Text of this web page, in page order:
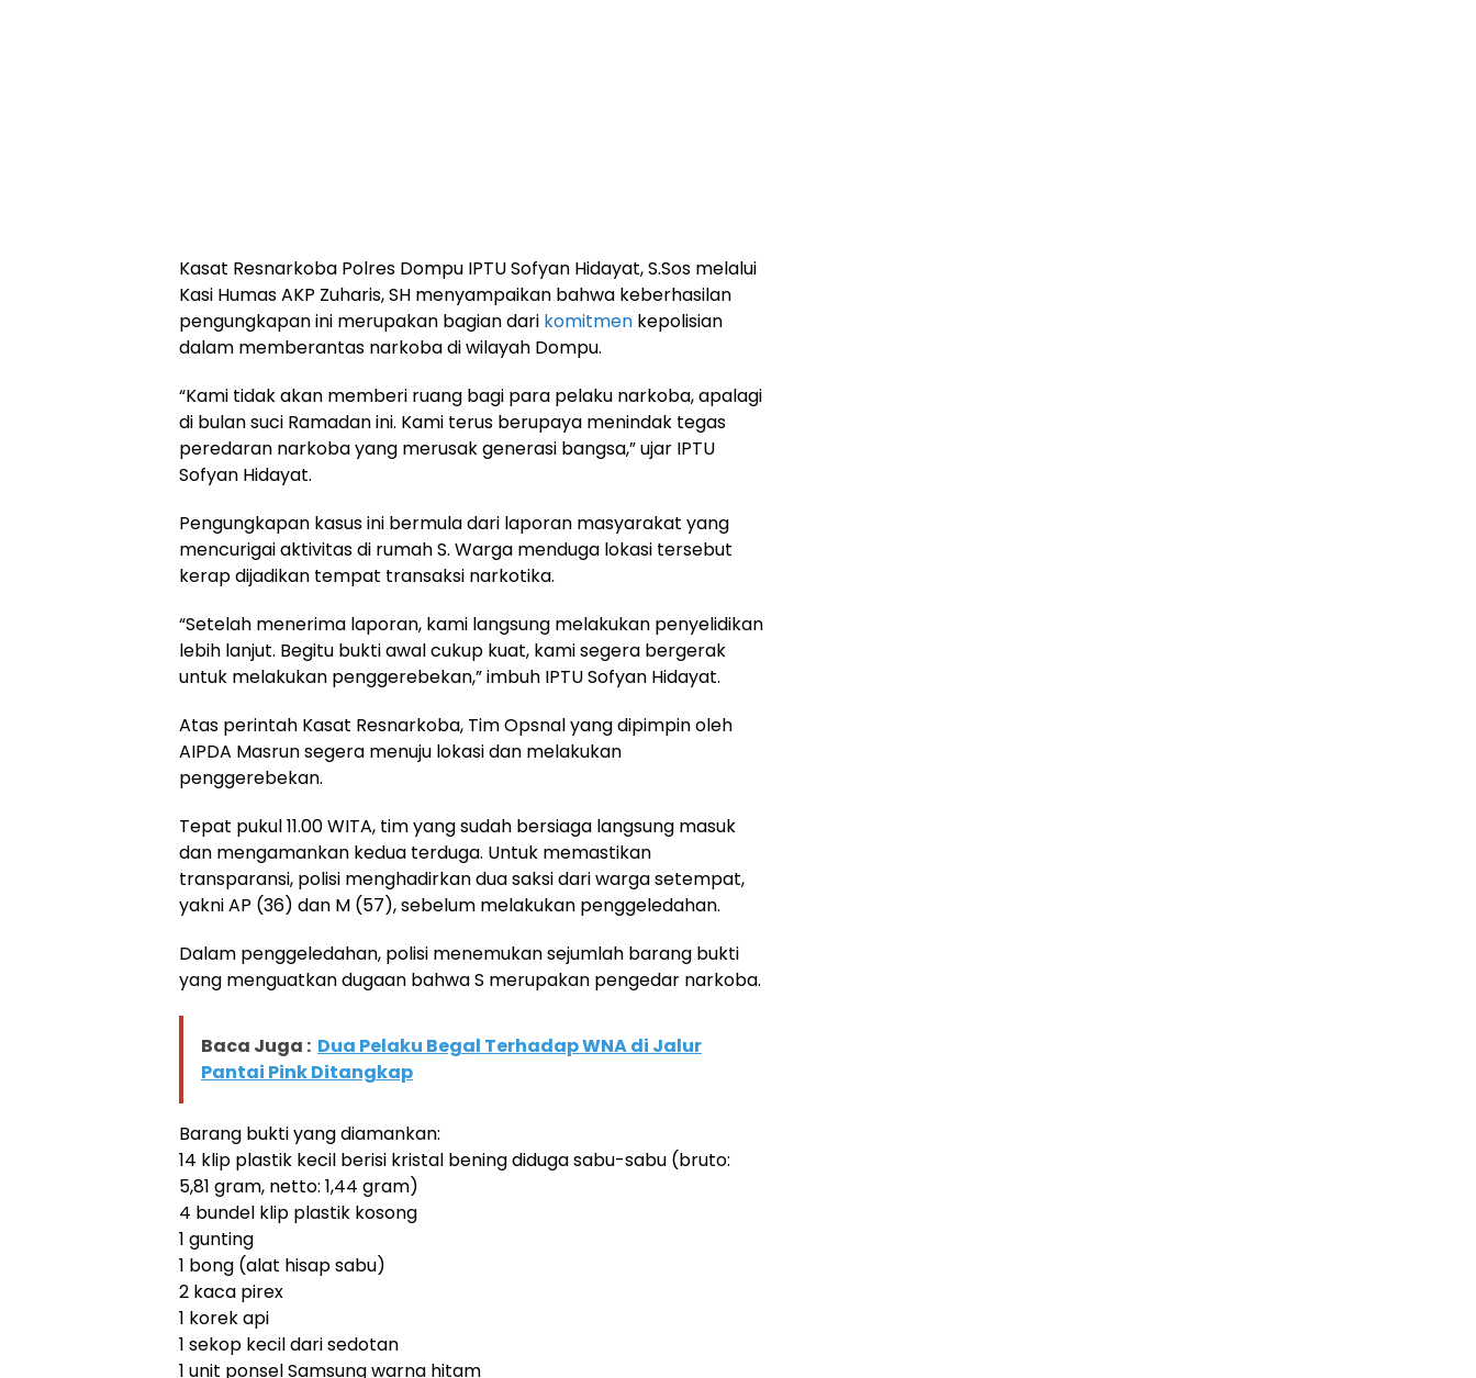
Kasat Resnarkoba Polres Dompu IPTU Sofyan Hidayat, S.Sos melalui
Kasi Humas AKP Zuharis, SH menyampaikan bahwa keberhasilan
pengungkapan ini merupakan bagian dari komitmen kepolisian
dalam memberantas narkoba di wilayah Dompu.
“Kami tidak akan memberi ruang bagi para pelaku narkoba, apalagi
di bulan suci Ramadan ini. Kami terus berupaya menindak tegas
peredaran narkoba yang merusak generasi bangsa,” ujar IPTU
Sofyan Hidayat.
Pengungkapan kasus ini bermula dari laporan masyarakat yang
mencurigai aktivitas di rumah S. Warga menduga lokasi tersebut
kerap dijadikan tempat transaksi narkotika.
“Setelah menerima laporan, kami langsung melakukan penyelidikan
lebih lanjut. Begitu bukti awal cukup kuat, kami segera bergerak
untuk melakukan penggerebekan,” imbuh IPTU Sofyan Hidayat.
Atas perintah Kasat Resnarkoba, Tim Opsnal yang dipimpin oleh
AIPDA Masrun segera menuju lokasi dan melakukan
penggerebekan.
Tepat pukul 11.00 WITA, tim yang sudah bersiaga langsung masuk
dan mengamankan kedua terduga. Untuk memastikan
transparansi, polisi menghadirkan dua saksi dari warga setempat,
yakni AP (36) dan M (57), sebelum melakukan penggeledahan.
Dalam penggeledahan, polisi menemukan sejumlah barang bukti
yang menguatkan dugaan bahwa S merupakan pengedar narkoba.
Baca Juga : Dua Pelaku Begal Terhadap WNA di Jalur
Pantai Pink Ditangkap
Barang bukti yang diamankan:
14 klip plastik kecil berisi kristal bening diduga sabu-sabu (bruto:
5,81 gram, netto: 1,44 gram)
4 bundel klip plastik kosong
1 gunting
1 bong (alat hisap sabu)
2 kaca pirex
1 korek api
1 sekop kecil dari sedotan
1 unit ponsel Samsung warna hitam